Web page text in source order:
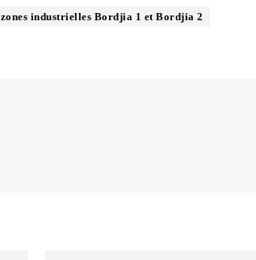
zones industrielles Bordjia 1 et Bordjia 2